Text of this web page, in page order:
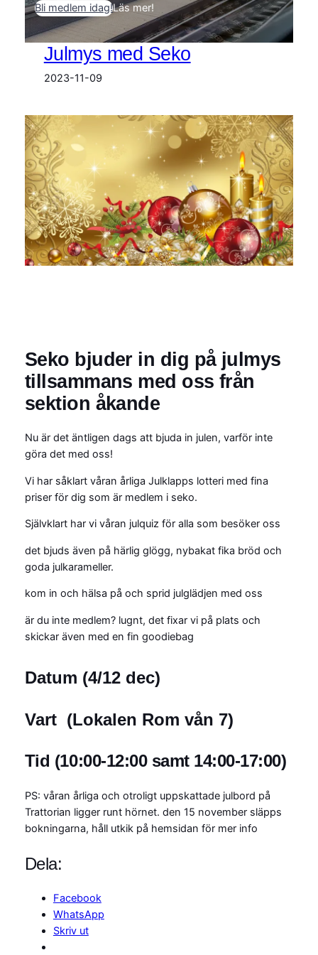
Bli medlem idag!Läs mer!
Julmys med Seko
2023-11-09
Seko bjuder in dig på julmys
tillsammans med oss från
sektion åkande
Nu är det äntligen dags att bjuda in julen, varför inte
göra det med oss!
Vi har såklart våran årliga Julklapps lotteri med fina
priser för dig som är medlem i seko.
Självklart har vi våran julquiz för alla som besöker oss
det bjuds även på härlig glögg, nybakat fika bröd och
goda julkarameller.
kom in och hälsa på och sprid julglädjen med oss
är du inte medlem? lugnt, det fixar vi på plats och
skickar även med en fin goodiebag
Datum (4/12 dec)
Vart (Lokalen Rom vån 7)
Tid (10:00-12:00 samt 14:00-17:00)
PS: våran årliga och otroligt uppskattade julbord på
Trattorian ligger runt hörnet. den 15 november släpps
bokningarna, håll utkik på hemsidan för mer info
Dela:
Facebook
WhatsApp
Skriv ut